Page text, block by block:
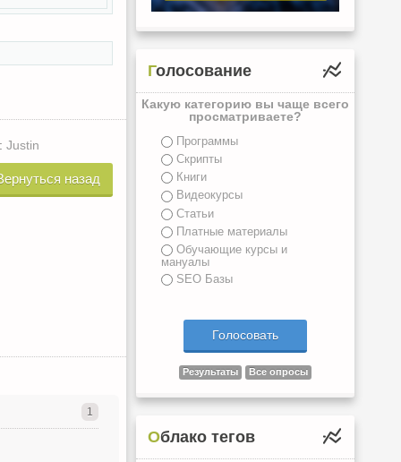
Justin
назад
1
Голосование
Какую категорию вы чаще всего
просматриваете?
Программы
Скрипты
Книги
Видеокурсы
Статьи
Платные материалы
Обучающие курсы и
мануалы
SEO Базы
Результаты Все опросы
Облако тегов